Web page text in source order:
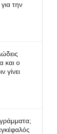
την
και ο
γίνει